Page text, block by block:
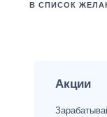
В СПИСОК
Акции